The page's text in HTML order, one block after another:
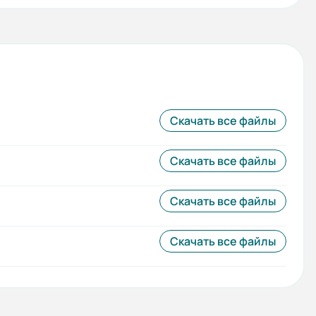
Скачать все файлы
Скачать все файлы
Скачать все файлы
Скачать все файлы